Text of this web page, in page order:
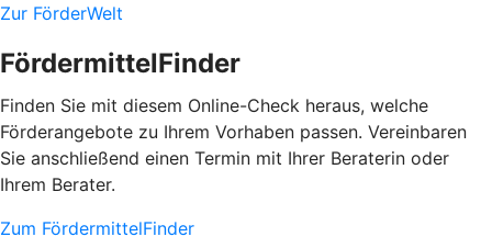
Zur FörderWelt
FördermittelFinder
Finden Sie mit diesem Online-Check heraus, welche
Förderangebote zu Ihrem Vorhaben passen. Vereinbaren
Sie anschließend einen Termin mit Ihrer Beraterin oder
Ihrem Berater.
Zum FördermittelFinder